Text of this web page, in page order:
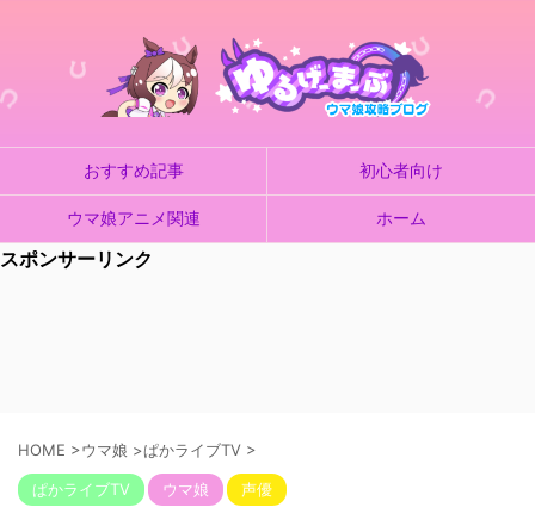
おすすめ記事 初心者向け
ウマ娘アニメ関連 ホーム
スポンサーリンク
HOME >ウマ娘 >ぱかライブTV >
ぱかライブTV ウマ娘 声優